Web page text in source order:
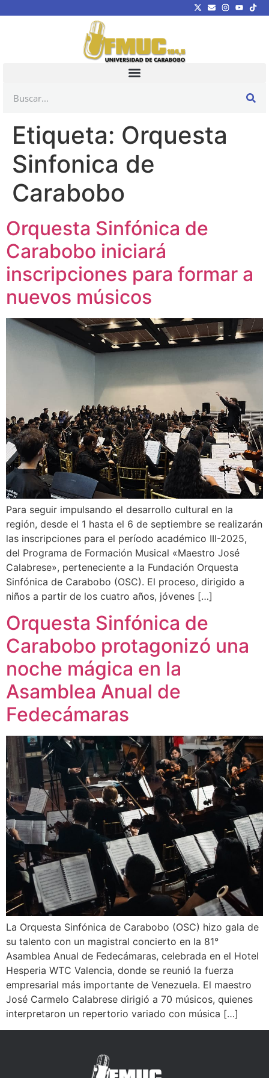
Etiqueta: Orquesta
Sinfonica de
Carabobo
Orquesta Sinfónica de
Carabobo iniciará
inscripciones para formar a
nuevos músicos
Para seguir impulsando el desarrollo cultural en la
región, desde el 1 hasta el 6 de septiembre se realizarán
las inscripciones para el período académico III-2025,
del Programa de Formación Musical «Maestro José
Calabrese», perteneciente a la Fundación Orquesta
Sinfónica de Carabobo (OSC). El proceso, dirigido a
niños a partir de los cuatro años, jóvenes […]
Orquesta Sinfónica de
Carabobo protagonizó una
noche mágica en la
Asamblea Anual de
Fedecámaras
La Orquesta Sinfónica de Carabobo (OSC) hizo gala de
su talento con un magistral concierto en la 81°
Asamblea Anual de Fedecámaras, celebrada en el Hotel
Hesperia WTC Valencia, donde se reunió la fuerza
empresarial más importante de Venezuela. El maestro
José Carmelo Calabrese dirigió a 70 músicos, quienes
interpretaron un repertorio variado con música […]